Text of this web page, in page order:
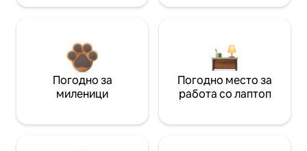
Погодно за
миленици
Погодно место за
работа со лаптоп